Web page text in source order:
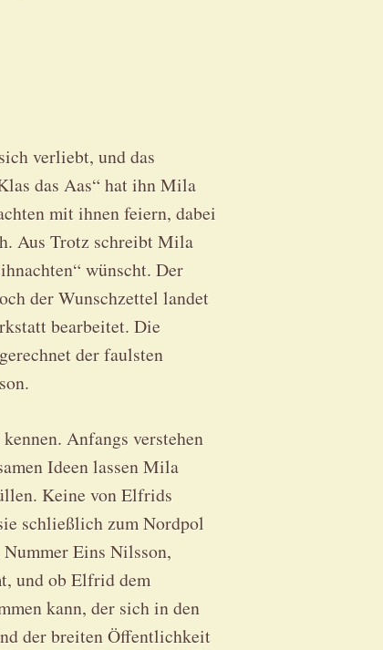
verliebt, und das
das Aas“ hat ihn Mila
mit ihnen feiern, dabei
Aus Trotz schreibt Mila
wünscht. Der
der Wunschzettel landet
bearbeitet. Die
der faulsten
Anfangs verstehen
Ideen lassen Mila
Keine von Elfrids
schließlich zum Nordpol
Eins Nilsson,
und ob Elfrid dem
kann, der sich in den
der breiten Öffentlichkeit